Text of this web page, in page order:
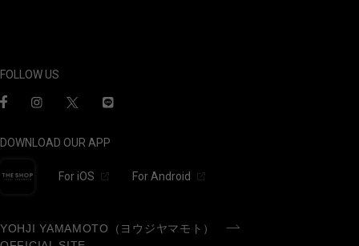
FOLLOW US
DOWNLOAD OUR APP
For iOS For Android
YOHJI YAMAMOTO（ヨウジヤマモト）